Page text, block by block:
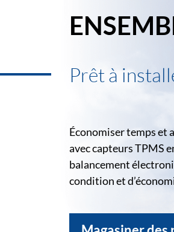
Prêt à
Économiser temps et
avec capteurs TPMS
balancement
condition et